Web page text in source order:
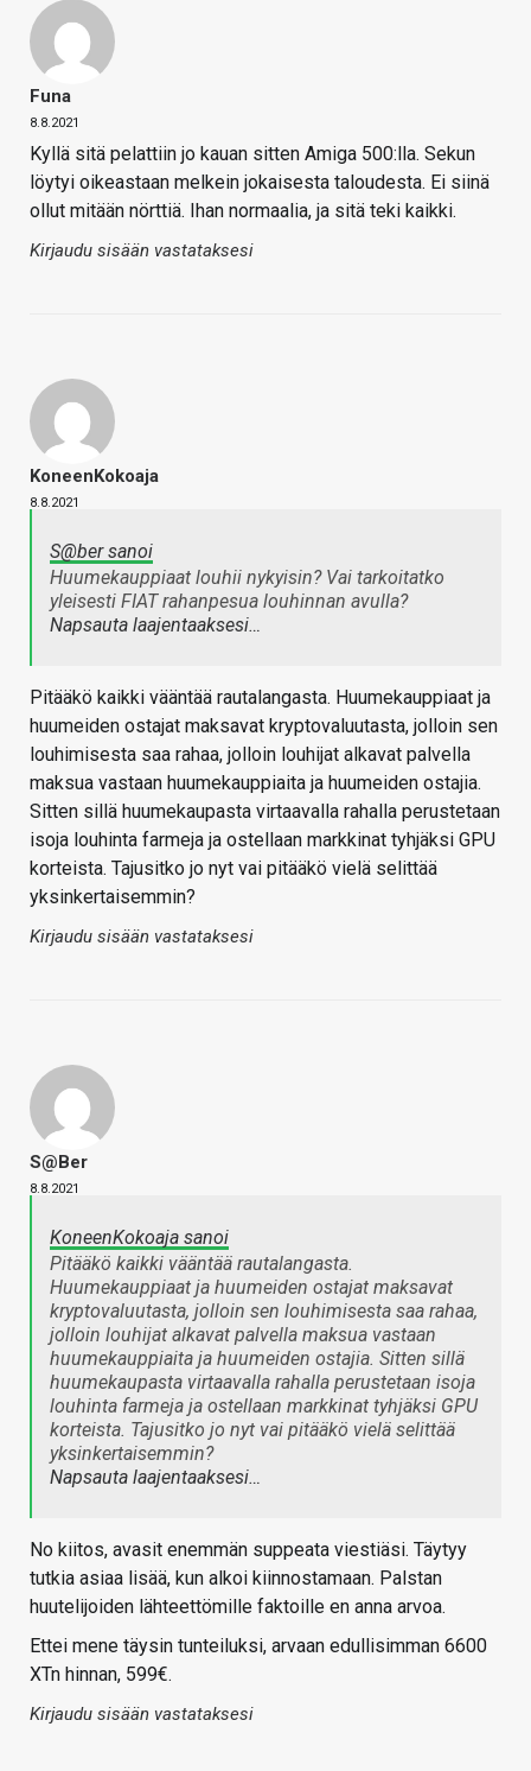
Funa
8.8.2021
Kyllä sitä pelattiin jo kauan sitten Amiga 500:lla. Sekun
löytyi oikeastaan melkein jokaisesta taloudesta. Ei siinä
ollut mitään nörttiä. Ihan normaalia, ja sitä teki kaikki.
Kirjaudu sisään vastataksesi
KoneenKokoaja
8.8.2021
S@ber sanoi
Huumekauppiaat louhii nykyisin? Vai tarkoitatko
yleisesti FIAT rahanpesua louhinnan avulla?
Napsauta laajentaaksesi…
Pitääkö kaikki vääntää rautalangasta. Huumekauppiaat ja
huumeiden ostajat maksavat kryptovaluutasta, jolloin sen
louhimisesta saa rahaa, jolloin louhijat alkavat palvella
maksua vastaan huumekauppiaita ja huumeiden ostajia.
Sitten sillä huumekaupasta virtaavalla rahalla perustetaan
isoja louhinta farmeja ja ostellaan markkinat tyhjäksi GPU
korteista. Tajusitko jo nyt vai pitääkö vielä selittää
yksinkertaisemmin?
Kirjaudu sisään vastataksesi
S@ber
8.8.2021
KoneenKokoaja sanoi
Pitääkö kaikki vääntää rautalangasta.
Huumekauppiaat ja huumeiden ostajat maksavat
kryptovaluutasta, jolloin sen louhimisesta saa rahaa,
jolloin louhijat alkavat palvella maksua vastaan
huumekauppiaita ja huumeiden ostajia. Sitten sillä
huumekaupasta virtaavalla rahalla perustetaan isoja
louhinta farmeja ja ostellaan markkinat tyhjäksi GPU
korteista. Tajusitko jo nyt vai pitääkö vielä selittää
yksinkertaisemmin?
Napsauta laajentaaksesi…
No kiitos, avasit enemmän suppeata viestiäsi. Täytyy
tutkia asiaa lisää, kun alkoi kiinnostamaan. Palstan
huutelijoiden lähteettömille faktoille en anna arvoa.
Ettei mene täysin tunteiluksi, arvaan edullisimman 6600
XTn hinnan, 599€.
Kirjaudu sisään vastataksesi